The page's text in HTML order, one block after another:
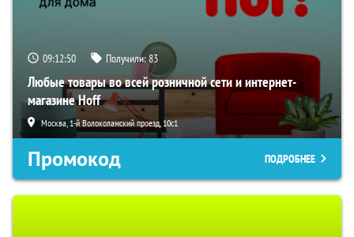
09:12:49 Получили:83
Любые товары во всей розничной сети и интернет-
магазине Hoff
Москва, 1-й Волоколамский проезд, 10с1
Промокод ПОДРОБНЕЕ